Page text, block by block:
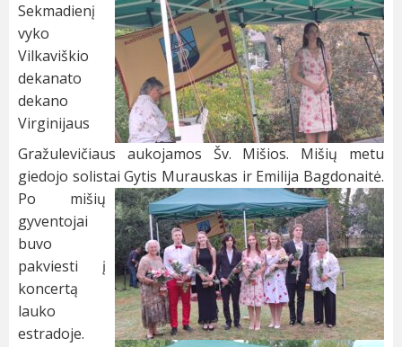
Sekmadienį
vyko
Vilkaviškio
dekanato
dekano
Virginijaus
Gražulevičiaus aukojamos Šv. Mišios. Mišių metu
giedojo solistai Gytis Murauskas ir Emilija Bagdonaitė.
Po mišių
gyventojai
buvo
pakviesti į
koncertą
lauko
estradoje.